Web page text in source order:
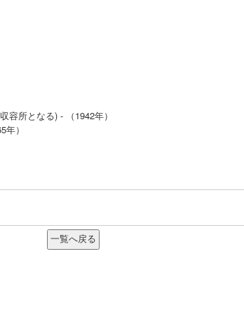
容所となる) - （1942年）
）